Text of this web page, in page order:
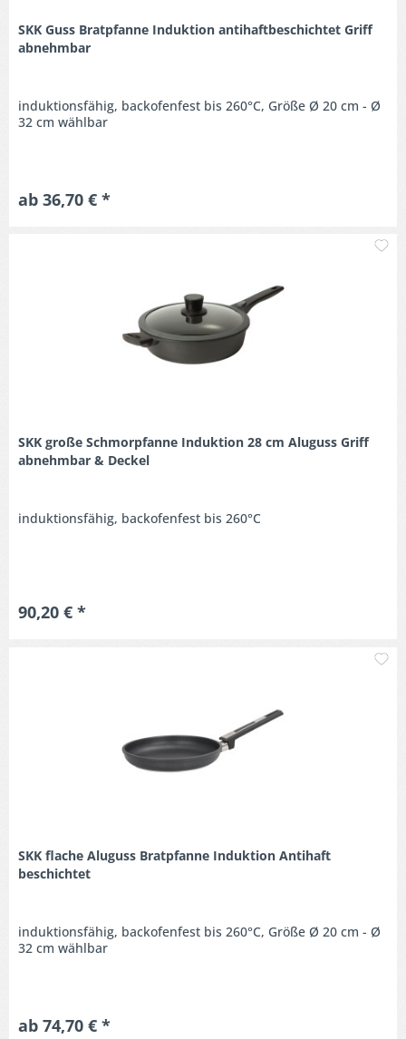
SKK Guss Bratpfanne Induktion antihaftbeschichtet Griff
abnehmbar
induktionsfähig, backofenfest bis 260°C, Größe Ø 20 cm - Ø
32 cm wählbar
ab 36,70 € *
SKK große Schmorpfanne Induktion 28 cm Aluguss Griff
abnehmbar & Deckel
induktionsfähig, backofenfest bis 260°C
90,20 € *
SKK flache Aluguss Bratpfanne Induktion Antihaft
beschichtet
induktionsfähig, backofenfest bis 260°C, Größe Ø 20 cm - Ø
32 cm wählbar
ab 74,70 € *